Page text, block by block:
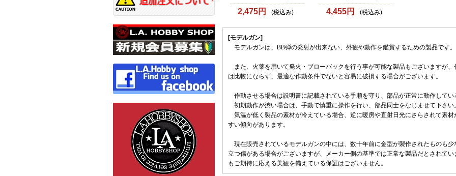
2,475円 (税込み) 4,455円 (税込み)
[モデルガン]
モデルガンは、BB弾の発射が出来ない、外観や動作を鑑賞するための製品です。
また、火薬を用いて発火・ブローバックを行う事が可能な製品もございますが
は比較にならず、最適な作動条件でないと容易に破損する場合がございます。
作動させる場合は説明書に記載されている手順を守り、部品が正常に動作して
初期動作が渋い場合は、手動で慎重に操作を行い、部品同士をなじませて下さい
気温が低く製品の素材が冷えている場合、逆に暖房や直射日光にさらされて素
すい傾向があります。
現在販売されているモデルガンの中には、数十年前に金型が製作されたものも
立つ傷がある場合がございますが、メーカー側の基準では正常な製品だとされて
もご期待に応える美観を備えている保証はございません。